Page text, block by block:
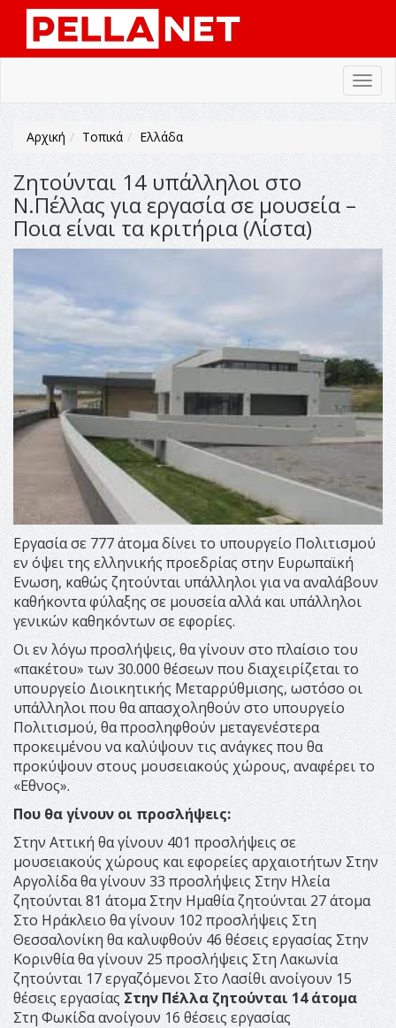
Αρχική Τοπικά Ελλάδα
Ζητούνται 14 υπάλληλοι στο
Ν.Πέλλας για εργασία σε μουσεία –
Ποια είναι τα κριτήρια (Λίστα)
Εργασία σε 777 άτομα δίνει το υπουργείο Πολιτισμού
εν όψει της ελληνικής προεδρίας στην Ευρωπαϊκή
Ενωση, καθώς ζητούνται υπάλληλοι για να αναλάβουν
καθήκοντα φύλαξης σε μουσεία αλλά και υπάλληλοι
γενικών καθηκόντων σε εφορίες.
Οι εν λόγω προσλήψεις, θα γίνουν στο πλαίσιο του
«πακέτου» των 30.000 θέσεων που διαχειρίζεται το
υπουργείο Διοικητικής Μεταρρύθμισης, ωστόσο οι
υπάλληλοι που θα απασχοληθούν στο υπουργείο
Πολιτισμού, θα προσληφθούν μεταγενέστερα
προκειμένου να καλύψουν τις ανάγκες που θα
προκύψουν στους μουσειακούς χώρους, αναφέρει το
«Εθνος».
Που θα γίνουν οι προσλήψεις:
Στην Αττική θα γίνουν 401 προσλήψεις σε
μουσειακούς χώρους και εφορείες αρχαιοτήτων Στην
Αργολίδα θα γίνουν 33 προσλήψεις Στην Ηλεία
ζητούνται 81 άτομα Στην Ημαθία ζητούνται 27 άτομα
Στο Ηράκλειο θα γίνουν 102 προσλήψεις Στη
Θεσσαλονίκη θα καλυφθούν 46 θέσεις εργασίας Στην
Κορινθία θα γίνουν 25 προσλήψεις Στη Λακωνία
ζητούνται 17 εργαζόμενοι Στο Λασίθι ανοίγουν 15
θέσεις εργασίας Στην Πέλλα ζητούνται 14 άτομα
Στη Φωκίδα ανοίγουν 16 θέσεις εργασίας